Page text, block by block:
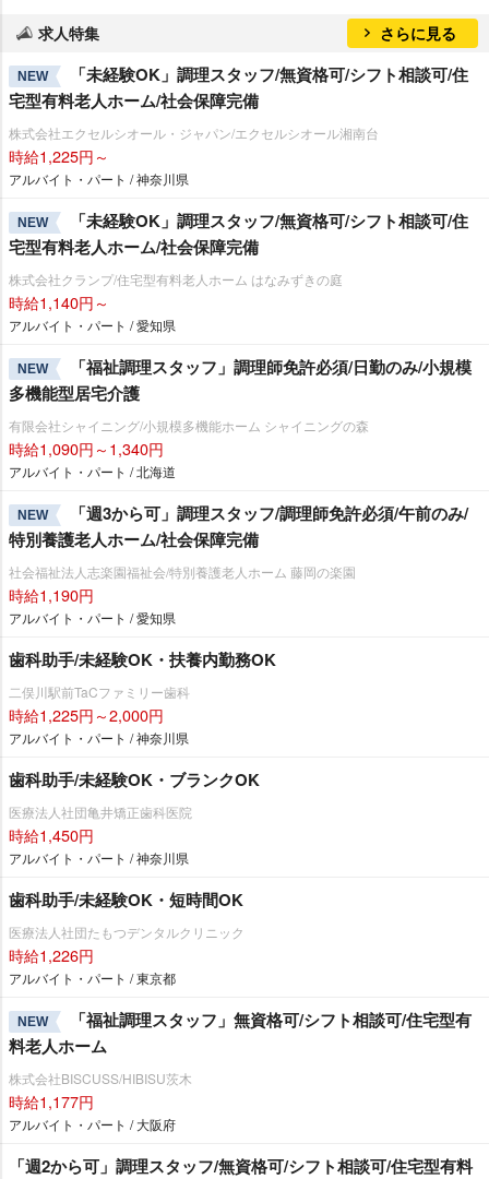
求人特集 さらに見る
NEW
「未経験OK」調理スタッフ/無資格可/シフト相談可/住
宅型有料老人ホーム/社会保障完備
株式会社エクセルシオール・ジャパン/エクセルシオール湘南台
時給1,225円～
アルバイト・パート / 神奈川県
NEW
「未経験OK」調理スタッフ/無資格可/シフト相談可/住
宅型有料老人ホーム/社会保障完備
株式会社クランプ/住宅型有料老人ホーム はなみずきの庭
時給1,140円～
アルバイト・パート / 愛知県
NEW
「福祉調理スタッフ」調理師免許必須/日勤のみ/小規模
多機能型居宅介護
有限会社シャイニング/小規模多機能ホーム シャイニングの森
時給1,090円～1,340円
アルバイト・パート / 北海道
NEW
「週3から可」調理スタッフ/調理師免許必須/午前のみ/
特別養護老人ホーム/社会保障完備
社会福祉法人志楽園福祉会/特別養護老人ホーム 藤岡の楽園
時給1,190円
アルバイト・パート / 愛知県
歯科助手/未経験OK・扶養内勤務OK
二俣川駅前TaCファミリー歯科
時給1,225円～2,000円
アルバイト・パート / 神奈川県
歯科助手/未経験OK・ブランクOK
医療法人社団亀井矯正歯科医院
時給1,450円
アルバイト・パート / 神奈川県
歯科助手/未経験OK・短時間OK
医療法人社団たもつデンタルクリニック
時給1,226円
アルバイト・パート / 東京都
NEW
「福祉調理スタッフ」無資格可/シフト相談可/住宅型有
料老人ホーム
株式会社BISCUSS/HIBISU茨木
時給1,177円
アルバイト・パート / 大阪府
「週2から可」調理スタッフ/無資格可/シフト相談可/住宅型有料